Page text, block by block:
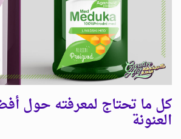
كل ما تحتاج لمعرفته حول
العنونة